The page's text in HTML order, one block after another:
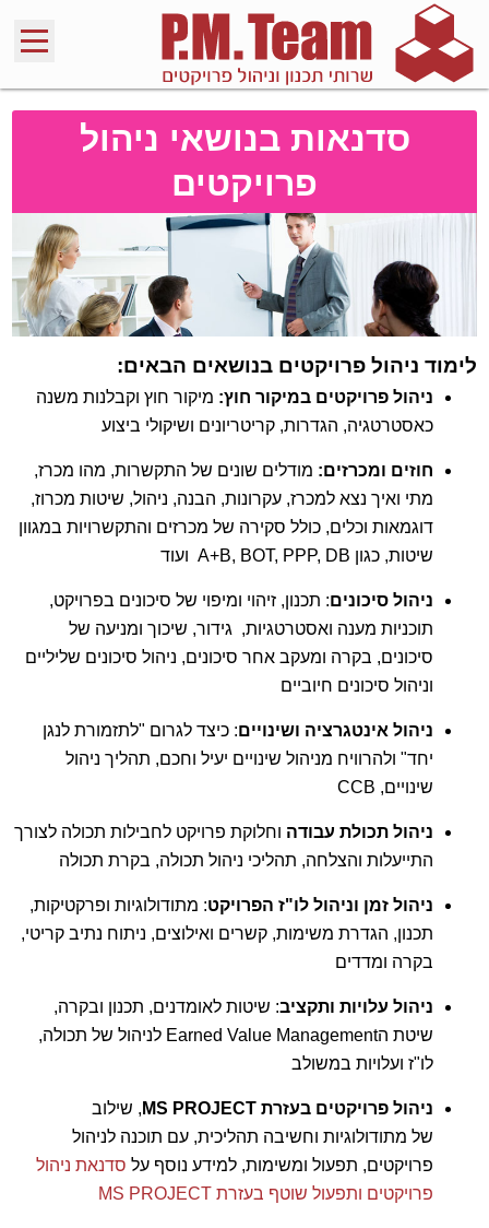
סדנאות בנושאי ניהול
פרויקטים
לימוד ניהול פרויקטים בנושאים הבאים:
ניהול פרויקטים במיקור חוץ: מיקור חוץ וקבלנות משנה
כאסטרטגיה, הגדרות, קריטריונים ושיקולי ביצוע
חוזים ומכרזים: מודלים שונים של התקשרות, מהו מכרז,
מתי ואיך נצא למכרז, עקרונות, הבנה, ניהול, שיטות מכרוז,
דוגמאות וכלים, כולל סקירה של מכרזים והתקשרויות במגוון
שיטות, כגון A+B, BOT, PPP, DB ועוד
ניהול סיכונים: תכנון, זיהוי ומיפוי של סיכונים בפרויקט,
תוכניות מענה ואסטרטגיות, גידור, שיכוך ומניעה של
סיכונים, בקרה ומעקב אחר סיכונים, ניהול סיכונים שליליים
וניהול סיכונים חיוביים
ניהול אינטגרציה ושינויים: כיצד לגרום "לתזמורת לנגן
יחד" ולהרוויח מניהול שינויים יעיל וחכם, תהליך ניהול
שינויים, CCB
ניהול תכולת עבודה וחלוקת פרויקט לחבילות תכולה לצורך
התייעלות והצלחה, תהליכי ניהול תכולה, בקרת תכולה
ניהול זמן וניהול לו"ז הפרויקט: מתודולוגיות ופרקטיקות,
תכנון, הגדרת משימות, קשרים ואילוצים, ניתוח נתיב קריטי,
בקרה ומדדים
ניהול עלויות ותקציב: שיטות לאומדנים, תכנון ובקרה,
שיטת הEarned Value Management לניהול של תכולה,
לו"ז ועלויות במשולב
ניהול פרויקטים בעזרת MS PROJECT
, שילוב
של מתודולוגיות וחשיבה תהליכית, עם תוכנה לניהול
פרויקטים, תפעול ומשימות, למידע נוסף על סדנאת ניהול
פרויקטים ותפעול שוטף בעזרת MS PROJECT